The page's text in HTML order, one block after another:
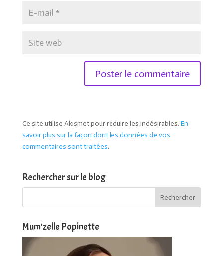
Ce site utilise Akismet pour réduire les indésirables. En
savoir plus sur la façon dont les données de vos
commentaires sont traitées.
Rechercher sur le blog
Mum’zelle Popinette